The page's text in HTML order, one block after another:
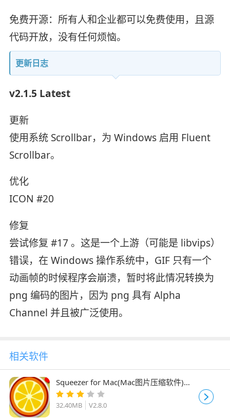
免费开源：所有人和企业都可以免费使用，且源
代码开放，没有任何烦恼。
更新日志
v2.1.5 Latest
更新
使用系统 Scrollbar，为 Windows 启用 Fluent
Scrollbar。
优化
ICON #20
修复
尝试修复 #17 。这是一个上游（可能是 libvips）
错误，在 Windows 操作系统中，GIF 只有一个
动画帧的时候程序会崩溃，暂时将此情况转换为
png 编码的图片，因为 png 具有 Alpha
Channel 并且被广泛使用。
相关软件
Squeezer for Mac(Mac图片压缩软件)
V2.8.0 直接安装版
32.40MB V2.8.0